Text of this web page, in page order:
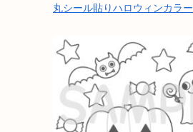
丸シール貼りハロウィンカラー